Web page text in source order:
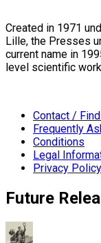
Created in 1971
Lille, the Presses
current name in
level scientific
Contact /
Frequently
Conditions
Legal
Privacy Policy
Future